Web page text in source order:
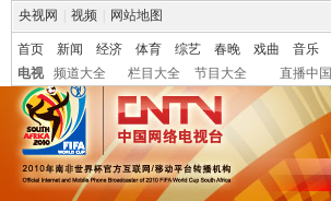
央视网 视频 网站地图
首页 新闻 经济 体育 综艺 春晚 戏曲 音乐
电视
频道大全 栏目大全 节目大全 直播中国